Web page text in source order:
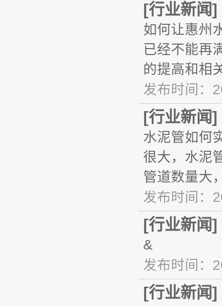
[行业新闻]
如何让惠州
已经不能再
的提高和相
发布时间：
[行业新闻]
水泥管如何
很大，水泥
管道数量大
发布时间：
[行业新闻]
&
发布时间：
[行业新闻]